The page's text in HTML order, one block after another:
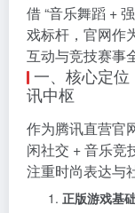
借 “音乐舞蹈 +
戏标杆，官网作
互动与竞技赛事
一、核心定
讯中枢
作为腾讯直营官
闲社交 + 音乐竞
注重时尚表达与
正版游戏基